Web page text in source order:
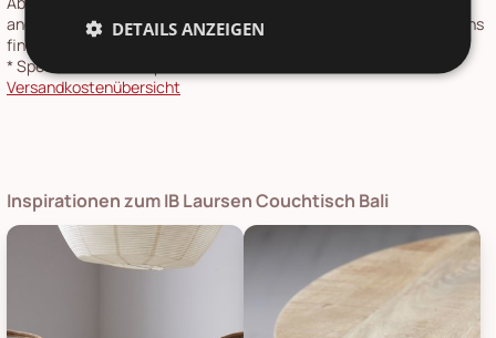
andere Länder und Informationen zur Berechnung des Liefertermins
finden Sie in unserer
*Speditionsartikel: Speditionskosten: siehe
Versandkostenübersicht
Inspirationen zum IB Laursen Couchtisch Bali
DETAILS ANZEIGEN